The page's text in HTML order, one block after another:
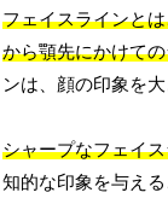
フェイスラインと
から顎先にかけて
ンは、顔の印象を大
シャープなフェイ
知的な印象を与え